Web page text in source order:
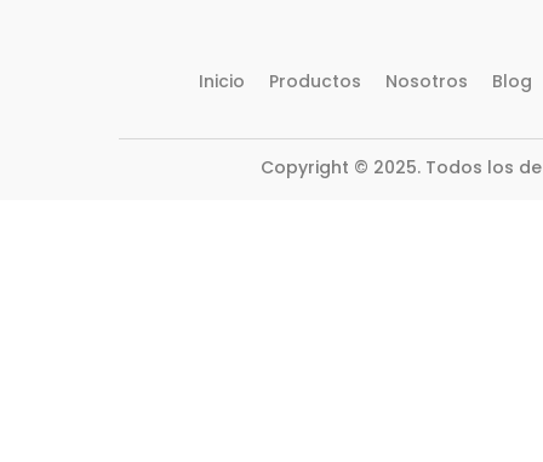
Inicio Productos Nosotros Blog
Copyright © 2025. Todos los